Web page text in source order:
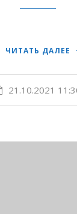
ЧИТАТЬ ДАЛЕЕ
21.10.2021